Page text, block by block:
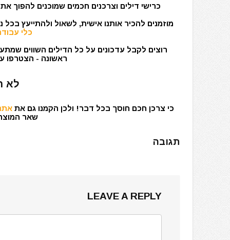
כרישי דילים וצרכנים חכמים שמוכנים להפוך
מוזמנים להכיר אותנו אישית, לשאול ולהתייעץ
כלי
רוצים לקבל עדכונים על כל הדילים השווים
ראשונה - הצטרפו
לא
כי צרכן חכם חוסך בכל דבר! ולכן הקמנו גם את
שאר
תגובה
LEAVE A REPLY